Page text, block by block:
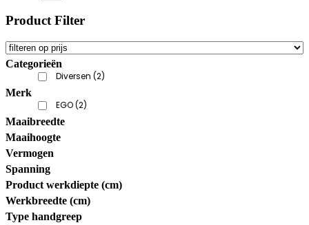
Product Filter
Categorieën
Diversen (2)
Merk
EGO(2)
Maaibreedte
Maaihoogte
Vermogen
Spanning
Product werkdiepte (cm)
Werkbreedte (cm)
Type handgreep